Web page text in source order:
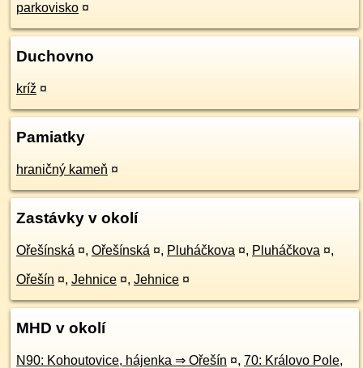
parkovisko ¤
Duchovno
kríž ¤
Pamiatky
hraničný kameň ¤
Zastávky v okolí
Ořešínská ¤, Ořešínská ¤, Pluháčkova ¤, Pluháčkova ¤,
Ořešín ¤, Jehnice ¤, Jehnice ¤
MHD v okolí
N90: Kohoutovice, hájenka ⇒ Ořešín ¤, 70: Královo Pole,